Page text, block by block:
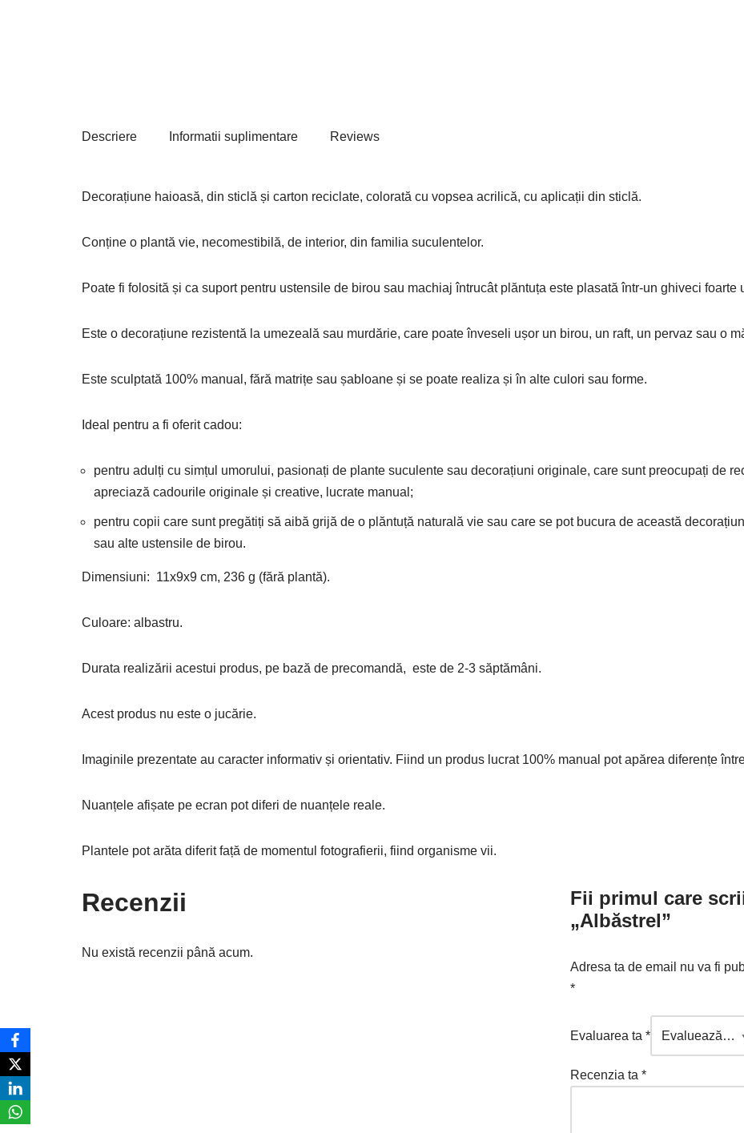
Descriere Informatii suplimentare Reviews
Decorațiune haioasă, din sticlă și carton reciclate, colorată cu vopsea acrilică, cu aplicații din sticlă.
Conține o plantă vie, necomestibilă, de interior, din familia suculentelor.
Poate fi folosită și ca suport pentru ustensile de birou sau machiaj întrucât plăntuța este plasată într-un ghiveci foarte
Este o decorațiune rezistentă la umezeală sau murdărie, care poate înveseli ușor un birou, un raft, un pervaz sau o
Este sculptată 100% manual, fără matrițe sau șabloane și se poate realiza și în alte culori sau forme.
Ideal pentru a fi oferit cadou:
pentru adulți cu simțul umorului, pasionați de plante suculente sau decorațiuni originale, care sunt preocupați de
apreciază cadourile originale și creative, lucrate manual;
pentru copii care sunt pregătiți să aibă grijă de o plăntuță naturală vie sau care se pot bucura de această
sau alte ustensile de birou.
Dimensiuni: 11x9x9 cm, 236 g (fără plantă).
Culoare: albastru.
Durata realizării acestui produs, pe bază de precomandă, este de 2-3 săptămâni.
Acest produs nu este o jucărie.
Imaginile prezentate au caracter informativ și orientativ. Fiind un produs lucrat 100% manual pot apărea diferențe
Nuanțele afișate pe ecran pot diferi de nuanțele reale.
Plantele pot arăta diferit față de momentul fotografierii, fiind organisme vii.
Recenzii
Nu există recenzii până acum.
Fii primul care
„Albăstrel”
Adresa ta de email nu va fi
*
Evaluarea ta *
Recenzia ta *